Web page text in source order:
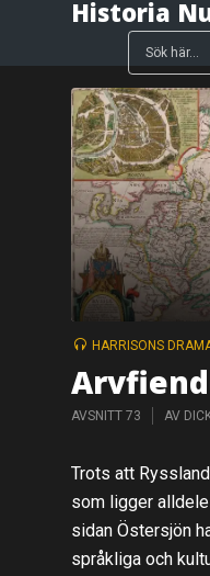
Historia
HARRISONS
AVSNITT 73 AV
Trots att
som ligger
sidan Östersjön
språkliga och